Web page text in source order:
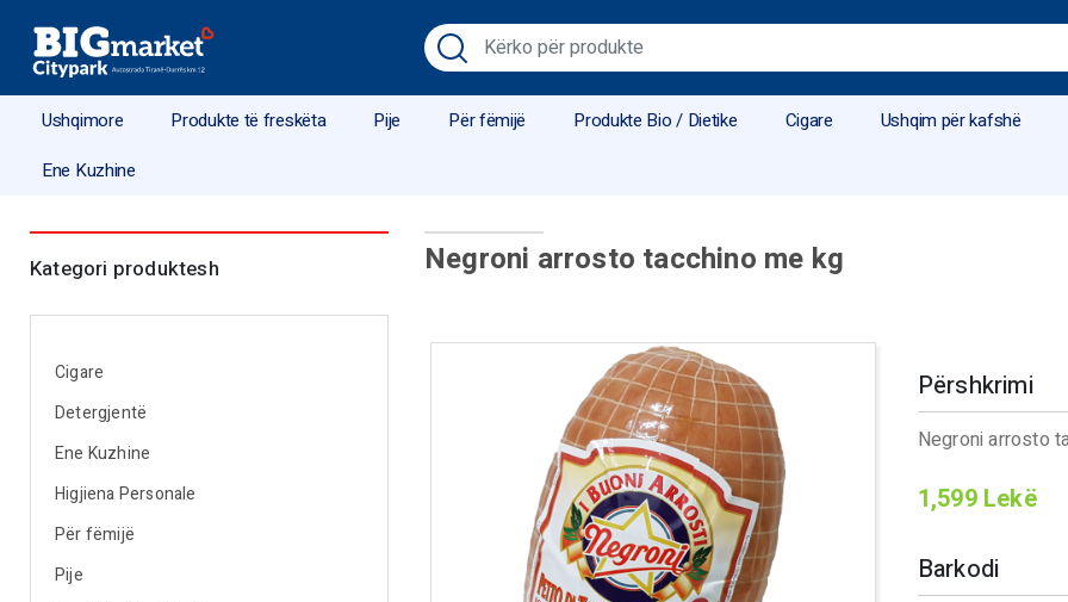
Ushqimore Produkte të freskëta Pije Për fëmijë Produkte Bio / Dietike Cigare Ushqim për kafshë
Ene Kuzhine
Kategori produktesh
Cigare
Detergjentë
Ene Kuzhine
Higjiena Personale
Për fëmijë
Pije
Negroni arrosto tacchino me kg
Përshkrimi
Negroni arrosto
1,599Lekë
Barkodi